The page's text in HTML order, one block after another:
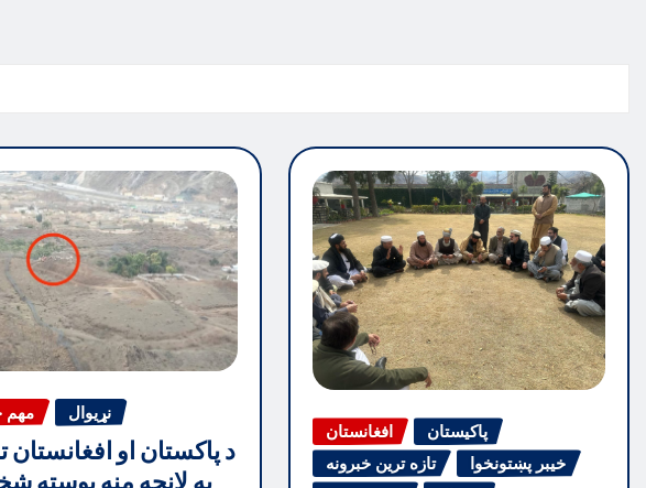
مهم نړیوال
د پاکستان او افغانستان
افغانستان
پاکیستان
تازه ترین خبرونه
خیبر پښتونخوا